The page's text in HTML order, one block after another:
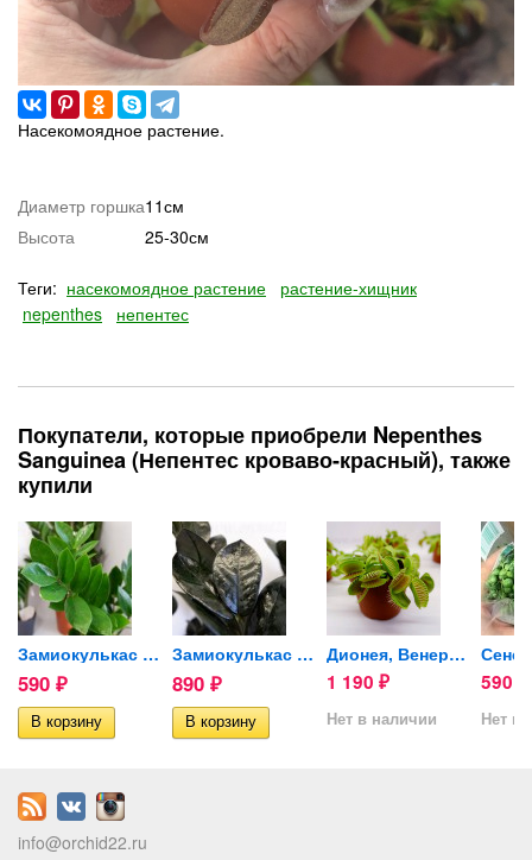
Насекомоядное растение.
Диаметр горшка11см
Высота
25-30см
Теги: насекомоядное растение
растение-хищник
nepenthes
непентес
Покупатели, которые приобрели Nepеnthes
Sanguinea (Непентес кроваво-красный), также
купили
Замиокулькас Zamiifolia...
590 ₽
Замиокулькас Raven (черный,...
890 ₽
Дионея, Венерина мухоловка...
1 190 ₽
Нет в наличии
590
Нет в
info@orchid22.ru